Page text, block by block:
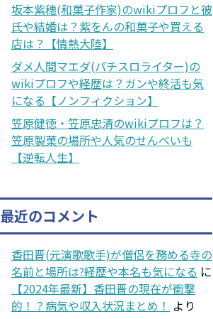
坂本紫穗(和菓子作家)のwikiプロフと彼
氏や結婚は？紫をんの和菓子や買える
店は？【情熱大陸】
ダメ人間マエダ(パチスロライター)の
wikiプロフや経歴は？ガンや終活も気
になる【ノンフィクション】
笠原健徳・笠原忠清のwikiプロフは？
笠原製菓の場所や人気のせんべいも
【逆転人生】
最近のコメント
香田晋(元演歌歌手)が僧侶を務める寺の
名前と場所は?経歴や本名も気になる に
【2024年最新】香田晋の現在が衝撃
的！？病気や収入状況まとめ！ より